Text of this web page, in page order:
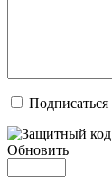
Обновить